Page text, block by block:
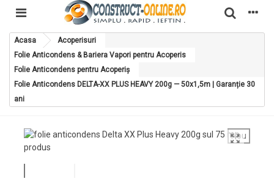
Acasa
Acoperisuri
Folie Anticondens & Bariera Vapori pentru Acoperis
Folie Anticondens pentru Acoperiș
Folie Anticondens DELTA-XX PLUS HEAVY 200g — 50x1,5m | Garanție 30
ani
Nou